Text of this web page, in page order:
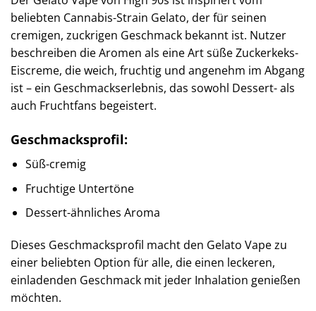
beliebten Cannabis-Strain Gelato, der für seinen
cremigen, zuckrigen Geschmack bekannt ist. Nutzer
beschreiben die Aromen als eine Art süße Zuckerkeks-
Eiscreme, die weich, fruchtig und angenehm im Abgang
ist – ein Geschmackserlebnis, das sowohl Dessert- als
auch Fruchtfans begeistert.
Geschmacksprofil:
Süß-cremig
Fruchtige Untertöne
Dessert-ähnliches Aroma
Dieses Geschmacksprofil macht den Gelato Vape zu
einer beliebten Option für alle, die einen leckeren,
einladenden Geschmack mit jeder Inhalation genießen
möchten.